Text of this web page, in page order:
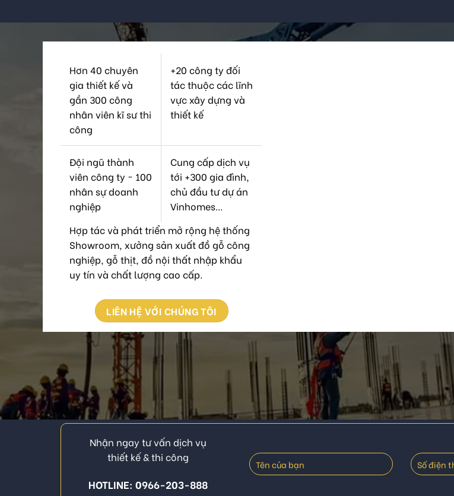
Hơn 40 chuyên
gia thiết kế và
gần 300 công
nhân viên kĩ sư thi
công
+20 công ty đối
tác thuộc các lĩnh
vực xây dựng và
thiết kế
Đội ngũ thành
viên công ty ~ 100
nhân sự doanh
nghiệp
Cung cấp dịch vụ
tới +300 gia đình,
chủ đầu tư dự án
Vinhomes...
Hợp tác và phát triển mở rộng hệ thống
Showroom, xưởng sản xuất đồ gỗ công
nghiệp, gỗ thịt, đồ nội thất nhập khẩu
uy tín và chất lượng cao cấp.
LIÊN HỆ VỚI CHÚNG TÔI
Nhận ngay tư vấn dịch vụ
thiết kế & thi công
HOTLINE: 0966-203-888